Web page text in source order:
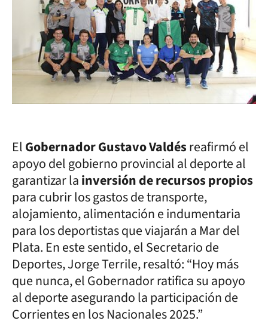
ElGobernador Gustavo Valdésreafirmó el
apoyo del gobierno provincial al deporte al
garantizar lainversión de recursos propios
para cubrir los gastos de transporte,
alojamiento, alimentación e indumentaria
para los deportistas que viajarán a Mar del
Plata. En este sentido, el Secretario de
Deportes, Jorge Terrile, resaltó: “Hoy más
que nunca, el Gobernador ratifica su apoyo
al deporte asegurando la participación de
Corrientes en los Nacionales 2025.”